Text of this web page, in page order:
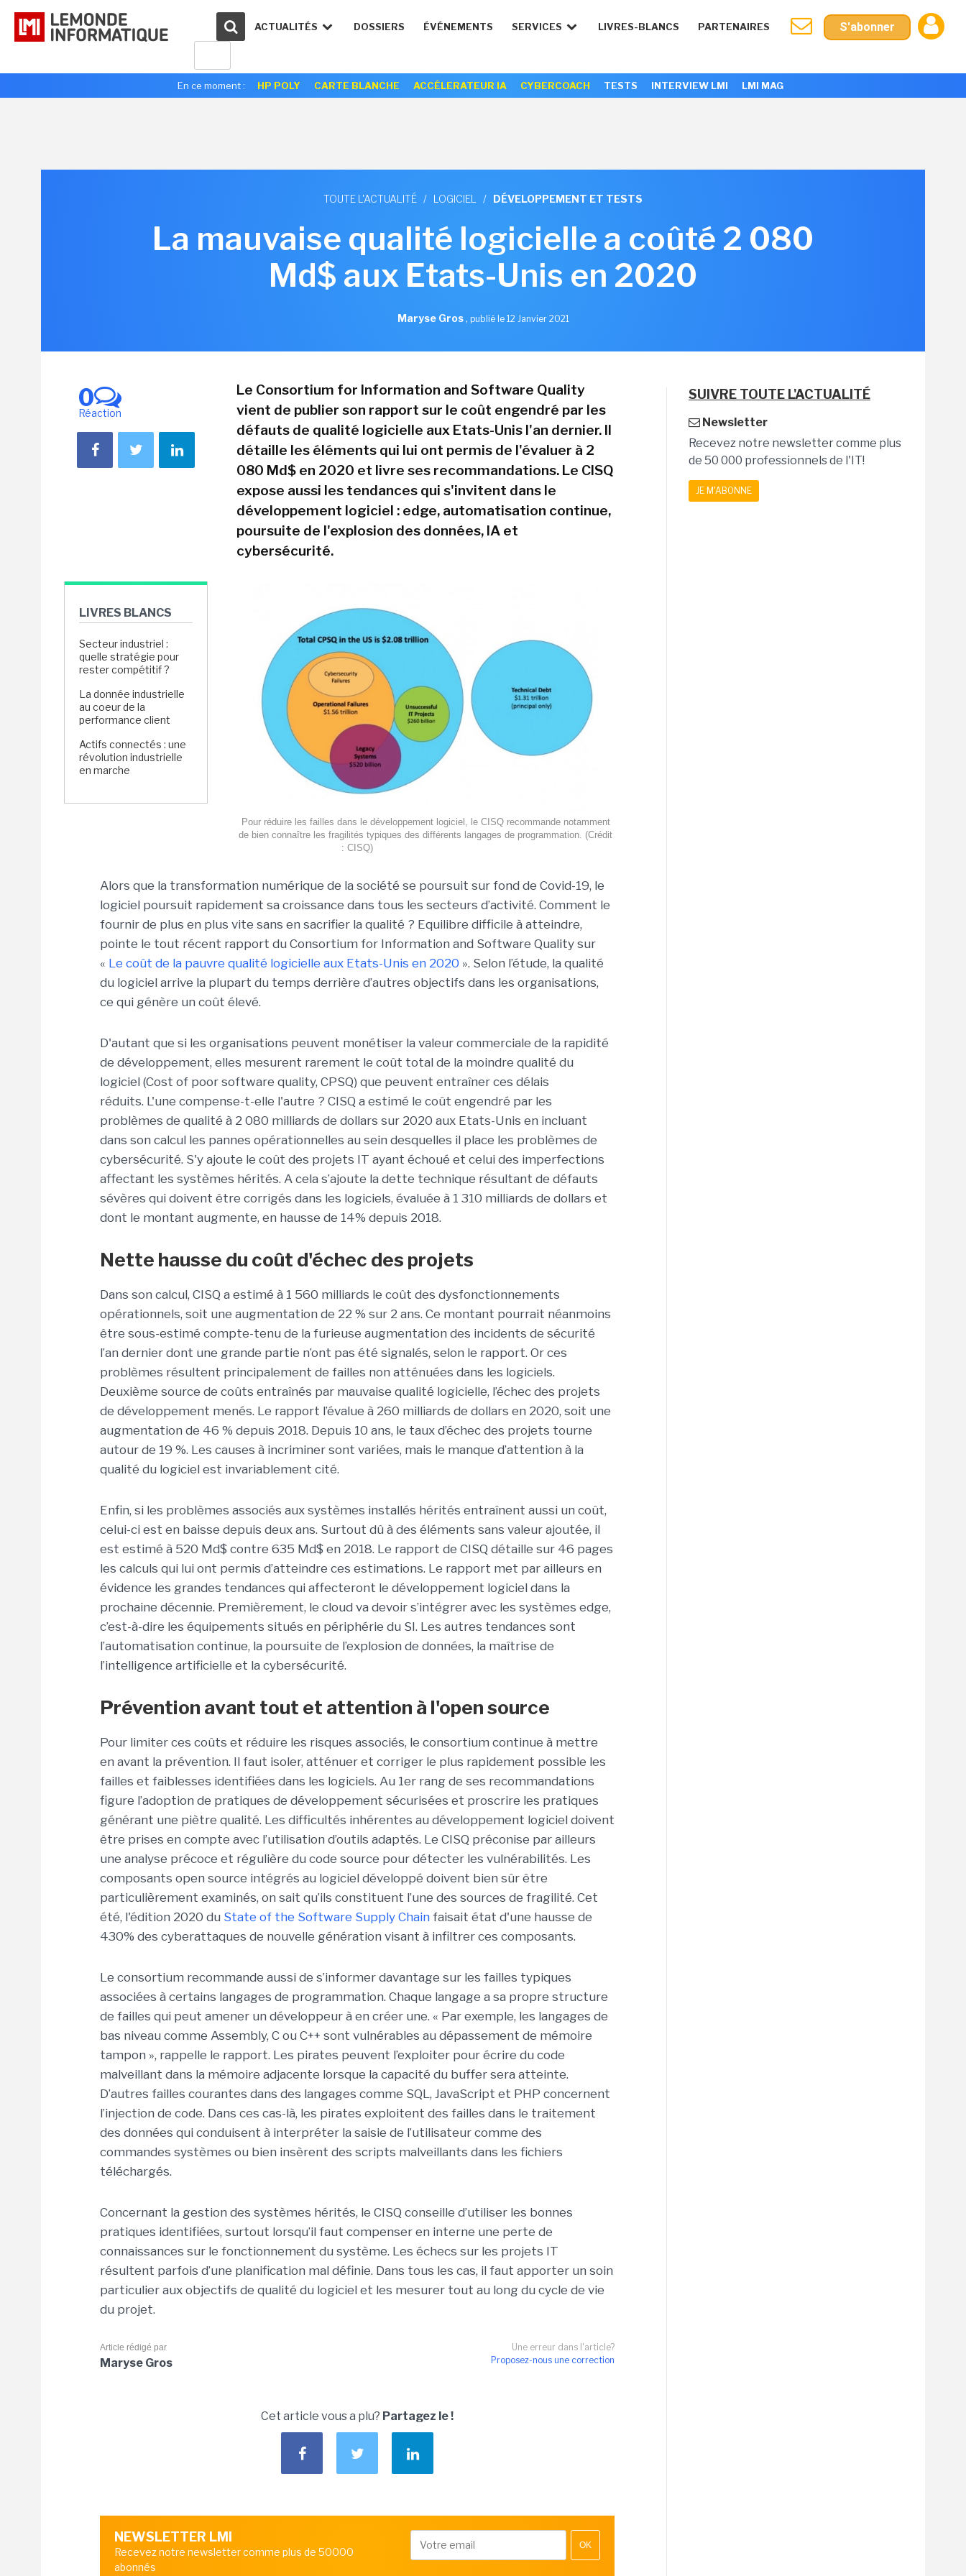
ACTUALITÉS DOSSIERS ÉVÉNEMENTS SERVICES LIVRES-BLANCS PARTENAIRES S'abonner
En ce moment : HP POLY CARTE BLANCHE ACCÉLERATEUR IA CYBERCOACH TESTS INTERVIEW LMI LMI MAG
TOUTE L'ACTUALITÉ / LOGICIEL / DÉVELOPPEMENT ET TESTS
La mauvaise qualité logicielle a coûté 2 080
Md$ aux Etats-Unis en 2020
Maryse Gros, publié le 12 Janvier 2021
0
Réaction
LIVRES BLANCS
Secteur industriel :
quelle stratégie pour
rester compétitif ?
La donnée industrielle
au coeur de la
performance client
Actifs connectés : une
révolution industrielle
en marche
Le Consortium for Information and Software Quality
vient de publier son rapport sur le coût engendré par les
défauts de qualité logicielle aux Etats-Unis l'an dernier. Il
détaille les éléments qui lui ont permis de l'évaluer à 2
080 Md$ en 2020 et livre ses recommandations. Le CISQ
expose aussi les tendances qui s'invitent dans le
développement logiciel : edge, automatisation continue,
poursuite de l'explosion des données, IA et
cybersécurité.
Pour réduire les failles dans le développement logiciel, le CISQ recommande notamment
de bien connaître les fragilités typiques des différents langages de programmation. (Crédit
: CISQ)
Alors que la transformation numérique de la société se poursuit sur fond de Covid-19, le
logiciel poursuit rapidement sa croissance dans tous les secteurs d’activité. Comment le
fournir de plus en plus vite sans en sacrifier la qualité ? Equilibre difficile à atteindre,
pointe le tout récent rapport du Consortium for Information and Software Quality sur
« Le coût de la pauvre qualité logicielle aux Etats-Unis en 2020 ». Selon l’étude, la qualité
du logiciel arrive la plupart du temps derrière d’autres objectifs dans les organisations,
ce qui génère un coût élevé.
D'autant que si les organisations peuvent monétiser la valeur commerciale de la rapidité
de développement, elles mesurent rarement le coût total de la moindre qualité du
logiciel (Cost of poor software quality, CPSQ) que peuvent entraîner ces délais
réduits. L'une compense-t-elle l'autre ? CISQ a estimé le coût engendré par les
problèmes de qualité à 2 080 milliards de dollars sur 2020 aux Etats-Unis en incluant
dans son calcul les pannes opérationnelles au sein desquelles il place les problèmes de
cybersécurité. S'y ajoute le coût des projets IT ayant échoué et celui des imperfections
affectant les systèmes hérités. A cela s’ajoute la dette technique résultant de défauts
sévères qui doivent être corrigés dans les logiciels, évaluée à 1 310 milliards de dollars et
dont le montant augmente, en hausse de 14% depuis 2018.
Nette hausse du coût d'échec des projets
Dans son calcul, CISQ a estimé à 1 560 milliards le coût des dysfonctionnements
opérationnels, soit une augmentation de 22 % sur 2 ans. Ce montant pourrait néanmoins
être sous-estimé compte-tenu de la furieuse augmentation des incidents de sécurité
l’an dernier dont une grande partie n’ont pas été signalés, selon le rapport. Or ces
problèmes résultent principalement de failles non atténuées dans les logiciels.
Deuxième source de coûts entraînés par mauvaise qualité logicielle, l’échec des projets
de développement menés. Le rapport l’évalue à 260 milliards de dollars en 2020, soit une
augmentation de 46 % depuis 2018. Depuis 10 ans, le taux d’échec des projets tourne
autour de 19 %. Les causes à incriminer sont variées, mais le manque d’attention à la
qualité du logiciel est invariablement cité.
Enfin, si les problèmes associés aux systèmes installés hérités entraînent aussi un coût,
celui-ci est en baisse depuis deux ans. Surtout dû à des éléments sans valeur ajoutée, iI
est estimé à 520 Md$ contre 635 Md$ en 2018. Le rapport de CISQ détaille sur 46 pages
les calculs qui lui ont permis d’atteindre ces estimations. Le rapport met par ailleurs en
évidence les grandes tendances qui affecteront le développement logiciel dans la
prochaine décennie. Premièrement, le cloud va devoir s’intégrer avec les systèmes edge,
c’est-à-dire les équipements situés en périphérie du SI. Les autres tendances sont
l’automatisation continue, la poursuite de l’explosion de données, la maîtrise de
l’intelligence artificielle et la cybersécurité.
Prévention avant tout et attention à l'open source
Pour limiter ces coûts et réduire les risques associés, le consortium continue à mettre
en avant la prévention. Il faut isoler, atténuer et corriger le plus rapidement possible les
failles et faiblesses identifiées dans les logiciels. Au 1er rang de ses recommandations
figure l’adoption de pratiques de développement sécurisées et proscrire les pratiques
générant une piètre qualité. Les difficultés inhérentes au développement logiciel doivent
être prises en compte avec l’utilisation d’outils adaptés. Le CISQ préconise par ailleurs
une analyse précoce et régulière du code source pour détecter les vulnérabilités. Les
composants open source intégrés au logiciel développé doivent bien sûr être
particulièrement examinés, on sait qu’ils constituent l’une des sources de fragilité. Cet
été, l'édition 2020 du State of the Software Supply Chain faisait état d'une hausse de
430% des cyberattaques de nouvelle génération visant à infiltrer ces composants.
Le consortium recommande aussi de s’informer davantage sur les failles typiques
associées à certains langages de programmation. Chaque langage a sa propre structure
de failles qui peut amener un développeur à en créer une. « Par exemple, les langages de
bas niveau comme Assembly, C ou C++ sont vulnérables au dépassement de mémoire
tampon », rappelle le rapport. Les pirates peuvent l’exploiter pour écrire du code
malveillant dans la mémoire adjacente lorsque la capacité du buffer sera atteinte.
D’autres failles courantes dans des langages comme SQL, JavaScript et PHP concernent
l’injection de code. Dans ces cas-là, les pirates exploitent des failles dans le traitement
des données qui conduisent à interpréter la saisie de l’utilisateur comme des
commandes systèmes ou bien insèrent des scripts malveillants dans les fichiers
téléchargés.
Concernant la gestion des systèmes hérités, le CISQ conseille d’utiliser les bonnes
pratiques identifiées, surtout lorsqu’il faut compenser en interne une perte de
connaissances sur le fonctionnement du système. Les échecs sur les projets IT
résultent parfois d’une planification mal définie. Dans tous les cas, il faut apporter un soin
particulier aux objectifs de qualité du logiciel et les mesurer tout au long du cycle de vie
du projet.
Une erreur dans l'article?
Proposez-nous une correction
Article rédigé par
Maryse Gros
Cet article vous a plu? Partagez le !
NEWSLETTER LMI
Recevez notre newsletter comme plus de 50000
abonnés
OK
SUIVRE TOUTE L'ACTUALITÉ
Newsletter
Recevez notre newsletter comme plus
de 50 000 professionnels de l'IT!
JE M'ABONNE